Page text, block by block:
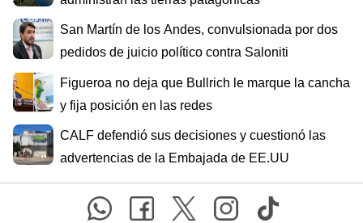
San Martín de los Andes, convulsionada por dos
pedidos de juicio político contra Saloniti
Figueroa no deja que Bullrich le marque la cancha
y fija posición en las redes
CALF defendió sus decisiones y cuestionó las
advertencias de la Embajada de EE.UU